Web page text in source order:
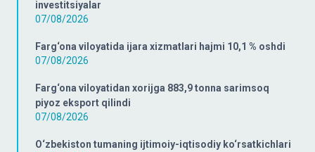
investitsiyalar
07/08/2026
Farg‘ona viloyatida ijara xizmatlari hajmi 10,1 % oshdi
07/08/2026
Farg‘ona viloyatidan xorijga 883,9 tonna sarimsoq
piyoz eksport qilindi
07/08/2026
O‘zbekiston tumaning ijtimoiy-iqtisodiy ko‘rsatkichlari